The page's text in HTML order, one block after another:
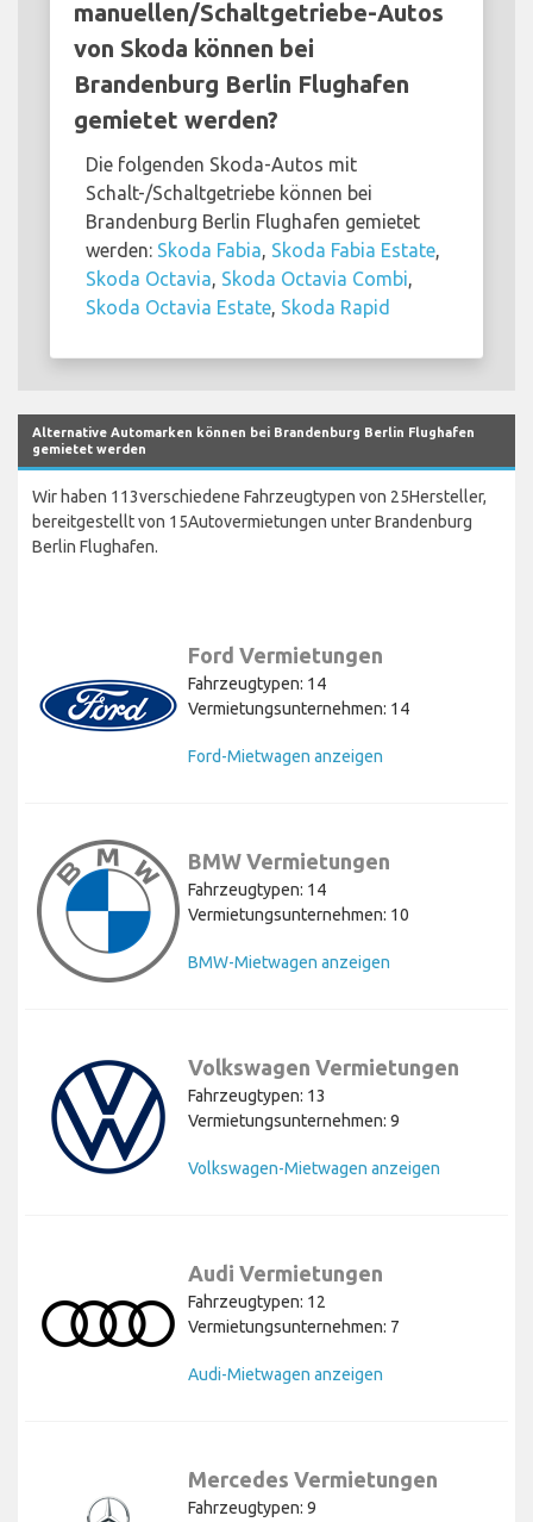
manuellen/Schaltgetriebe-Autos
von Skoda können bei
Brandenburg Berlin Flughafen
gemietet werden?
Die folgenden Skoda-Autos mit
Schalt-/Schaltgetriebe können bei
Brandenburg Berlin Flughafen gemietet
werden: Skoda Fabia, Skoda Fabia Estate,
Skoda Octavia, Skoda Octavia Combi,
Skoda Octavia Estate, Skoda Rapid
Alternative Automarken können bei Brandenburg Berlin Flughafen
gemietet werden
Wir haben 113verschiedene Fahrzeugtypen von 25Hersteller,
bereitgestellt von 15Autovermietungen unter Brandenburg
Berlin Flughafen.
Ford Vermietungen
Fahrzeugtypen: 14
Vermietungsunternehmen: 14
Ford-Mietwagen anzeigen
BMW Vermietungen
Fahrzeugtypen: 14
Vermietungsunternehmen: 10
BMW-Mietwagen anzeigen
Volkswagen Vermietungen
Fahrzeugtypen: 13
Vermietungsunternehmen: 9
Volkswagen-Mietwagen anzeigen
Audi Vermietungen
Fahrzeugtypen: 12
Vermietungsunternehmen: 7
Audi-Mietwagen anzeigen
Mercedes Vermietungen
Fahrzeugtypen: 9